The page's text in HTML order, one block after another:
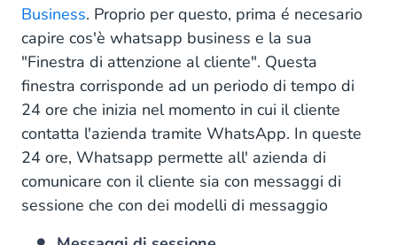
Business. Proprio per questo, prima é necesario
capire cos'è whatsapp business e la sua
"Finestra di attenzione al cliente". Questa
finestra corrisponde ad un periodo di tempo di
24 ore che inizia nel momento in cui il cliente
contatta l'azienda tramite WhatsApp. In queste
24 ore, Whatsapp permette all' azienda di
comunicare con il cliente sia con messaggi di
sessione che con dei modelli di messaggio